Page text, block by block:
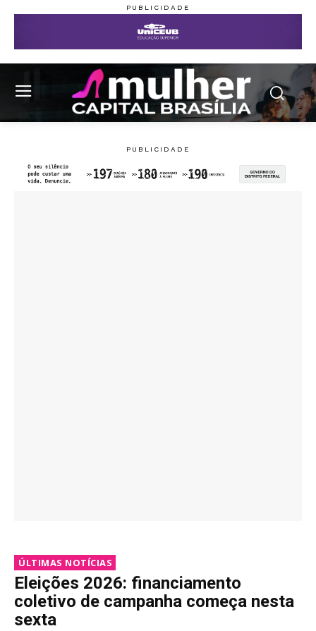
ÚLTIMAS NOTÍCIAS
Eleições 2026: financiamento
coletivo de campanha começa nesta
sexta